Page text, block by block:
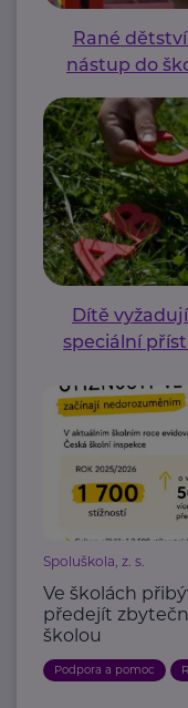
Rané dětství
nástup do
Dítě
speciální
Spoluškola, z. s.
Ve školách
předejít
školou
Podpora a pomoc